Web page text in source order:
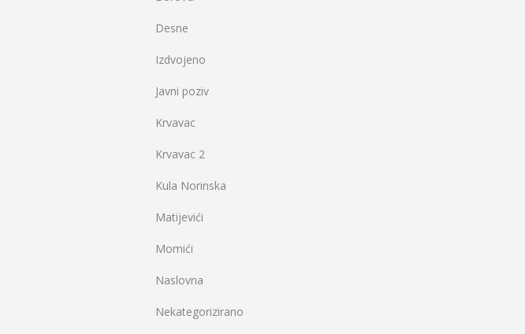
Desne
Izdvojeno
Javni poziv
Krvavac
Krvavac 2
Kula Norinska
Matijevići
Momići
Naslovna
Nekategorizirano